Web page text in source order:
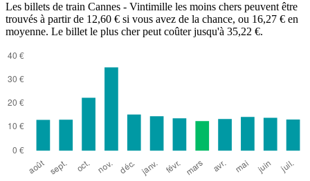
Les billets de train Cannes - Vintimille les moins chers peuvent être
trouvés à partir de 12,60 € si vous avez de la chance, ou 16,27 € en
moyenne. Le billet le plus cher peut coûter jusqu'à 35,22 €.